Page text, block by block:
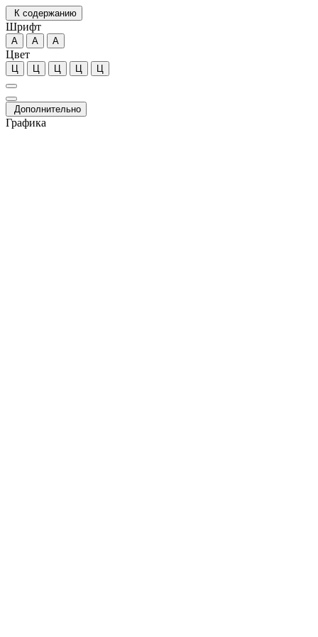
К содержанию
Шрифт
А А А
Цвет
Ц Ц Ц Ц Ц
Дополнительно
Графика